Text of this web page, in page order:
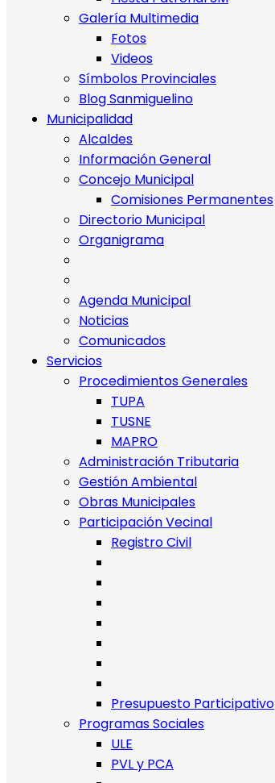
Galería Multimedia
Fotos
Videos
Símbolos Provinciales
Blog Sanmiguelino
Municipalidad
Alcaldes
Información General
Concejo Municipal
Comisiones Permanentes
Directorio Municipal
Organigrama
Agenda Municipal
Noticias
Comunicados
Servicios
Procedimientos Generales
TUPA
TUSNE
MAPRO
Administración Tributaria
Gestión Ambiental
Obras Municipales
Participación Vecinal
Registro Civil
Presupuesto Participativo
Programas Sociales
ULE
PVL y PCA